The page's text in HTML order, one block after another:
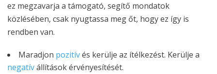
ez megzavarja a támogató, segítő mondatok
közlésében, csak nyugtassa meg őt, hogy ez így is
rendben van.
Maradjon pozitívés kerülje az ítélkezést. Kerülje a
negatívállítások érvényesítését.